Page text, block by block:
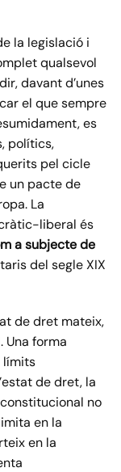
la legislació i
qualsevol
davant d’unes
el que sempre
es
polítics,
pel cicle
un pacte de
La
liberal és
a subjecte de
del segle XIX
de dret mateix,
Una forma
límits
de dret, la
no
en la
en la